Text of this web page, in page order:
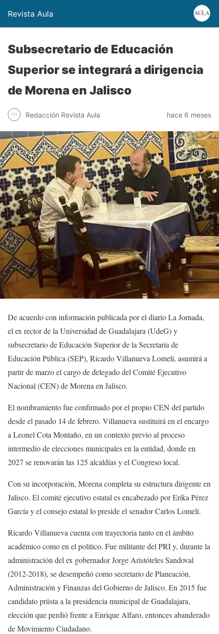
Revista Aula
Subsecretario de Educación
Superior se integrará a dirigencia
de Morena en Jalisco
Redacción Revista Aula hace 6 meses
De acuerdo con información publicada por el diario La Jornada,
el ex rector de la Universidad de Guadalajara (UdeG) y
subsecretario de Educación Superior de la Secretaría de
Educación Pública (SEP), Ricardo Villanueva Lomelí, asumirá a
partir de marzo el cargo de delegado del Comité Ejecutivo
Nacional (CEN) de Morena en Jalisco.
El nombramiento fue confirmado por el propio CEN del partido
desde el pasado 14 de febrero. Villanueva sustituirá en el encargo
a Leonel Cota Montaño, en un contexto previo al proceso
intermedio de elecciones municipales en la entidad, donde en
2027 se renovarán las 125 alcaldías y el Congreso local.
Con su incorporación, Morena completa su estructura dirigente en
Jalisco. El comité ejecutivo estatal es encabezado por Erika Pérez
García y el consejo estatal lo preside el senador Carlos Lomelí.
Ricardo Villanueva cuenta con trayectoria tanto en el ámbito
académico como en el político. Fue militante del PRI y, durante la
administración del ex gobernador Jorge Aristóteles Sandoval
(2012-2018), se desempeñó como secretario de Planeación,
Administración y Finanzas del Gobierno de Jalisco. En 2015 fue
candidato priista a la presidencia municipal de Guadalajara,
elección que perdió frente a Enrique Alfaro, entonces abanderado
de Movimiento Ciudadano.